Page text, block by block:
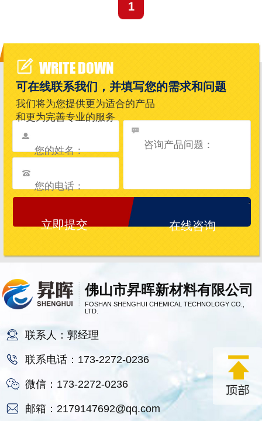
1
佛山市昇晖新材料有限公司
FOSHAN SHENGHUI CHEMICAL TECHNOLOGY CO.,
LTD.
联系人：郭经理
联系电话：173-2272-0236
微信：173-2272-0236
邮箱：2179147692@qq.com
WRITE DOWN
可在线联系我们，并填写您的需求和问题
我们将为您提供更为适合的产品
和更为完善专业的服务
在线咨询